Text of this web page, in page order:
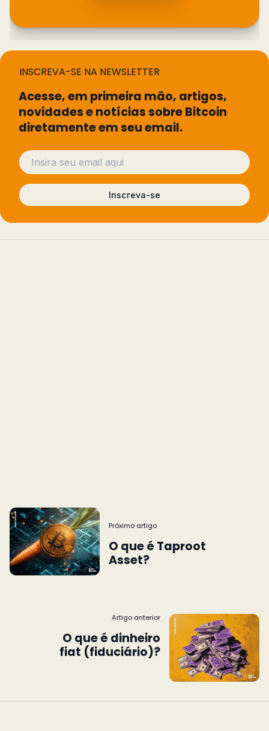
INSCREVA-SE NA NEWSLETTER
Acesse, em primeira mão, artigos,
novidades e notícias sobre Bitcoin
diretamente em seu email.
Inscreva-se
Próximo artigo
O que é Taproot
Asset?
Artigo anterior
O que é dinheiro
fiat (fiduciário)?